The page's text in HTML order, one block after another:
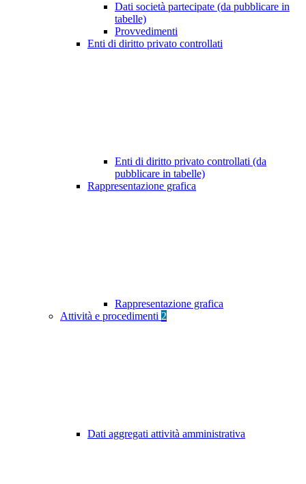
Dati società partecipate (da pubblicare in
tabelle)
Provvedimenti
Enti di diritto privato controllati
Enti di diritto privato controllati (da
pubblicare in tabelle)
Rappresentazione grafica
Rappresentazione grafica
Attività e procedimenti 2
Dati aggregati attività amministrativa